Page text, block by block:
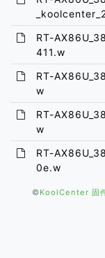
RT-
411.w
RT-
w
RT-
w
RT-
0e.w
©KoolCenter 固